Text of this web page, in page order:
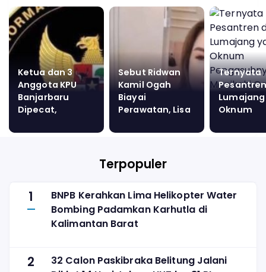
Ketua dan 3
Anggota KPU
Banjarbaru
Dipecat,
Kegagalan
Sebut Ridwan
Kamil Ogah
Biayai
Perawatan, Lisa
Gundik Buldozer
Ternyata
Oknum
Menikahi
Terpopuler
1
BNPB Kerahkan Lima Helikopter Water
Bombing Padamkan Karhutla di
Kalimantan Barat
2
32 Calon Paskibraka Belitung Jalani